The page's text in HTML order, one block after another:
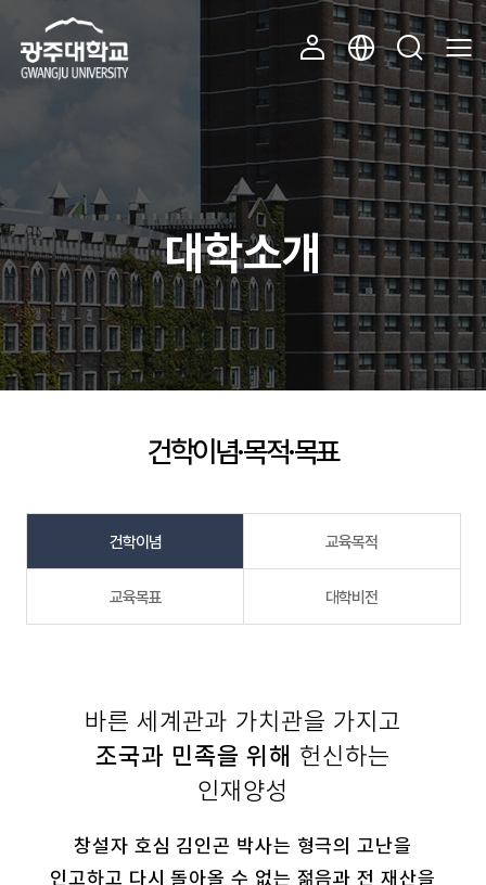
대학소개
건학이념·목적·목표
건학이념 교육목적
교육목표 대학비전
바른 세계관과 가치관을 가지고
조국과 민족을 위해 헌신하는
인재양성
창설자 호심 김인곤 박사는 형극의 고난을
인고하고 다시 돌아올 수 없는 젊음과 전 재산을